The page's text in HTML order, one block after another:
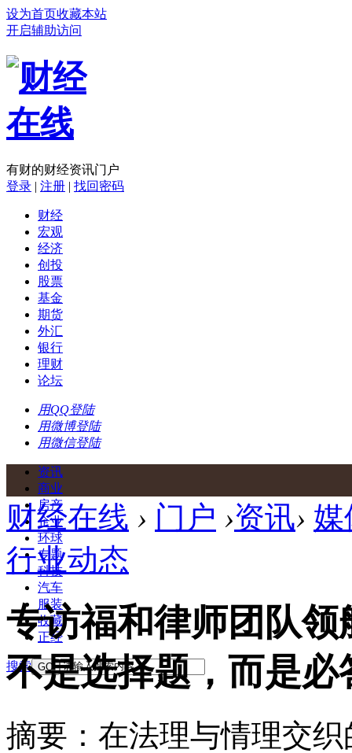
设为首页收藏本站
开启辅助访问
有财的财经资讯门户
登录 | 注册 | 找回密码
财经
宏观
经济
创投
股票
基金
期货
外汇
银行
理财
论坛
用QQ登陆
用微博登陆
用微信登陆
资讯
商业
房产
企业
环球
专题
科技
汽车
服装
收藏
正经
搜索 GO
财经在线 › 门户 ›资讯› 媒
行业动态
专访福和律师团队
不是选择题，而是必
摘要：在法理与情理交